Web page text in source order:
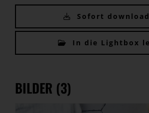
Sofort
In die Lightbox
BILDER (3)